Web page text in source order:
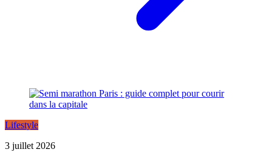
Lifestyle
3 juillet 2026